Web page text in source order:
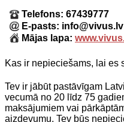
Telefons: 67439777
E-pasts: info@vivus.lv
Mājas lapa:
Kas ir nepieciešams, lai es
Tev ir jābūt pastāvīgam
vecumā no 20 līdz 75
maksājumiem vai
aizdevumu, Tev būs